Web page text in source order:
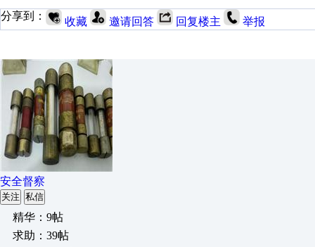
分享到： 收藏 邀请回答 回复楼主 举报
安全督察
关注 私信
精华：9帖
求助：39帖